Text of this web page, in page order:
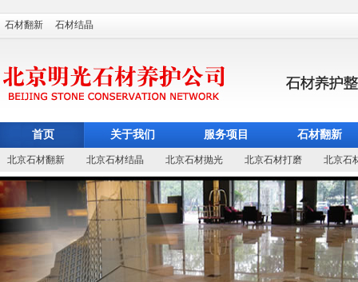
石材翻新 石材结晶
首页 关于我们 服务项目 石材翻新
北京石材翻新 北京石材结晶 北京石材抛光 北京石材打磨 北京石